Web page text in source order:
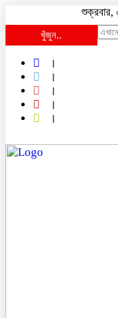
শুক্রবার,
খুঁজুন..